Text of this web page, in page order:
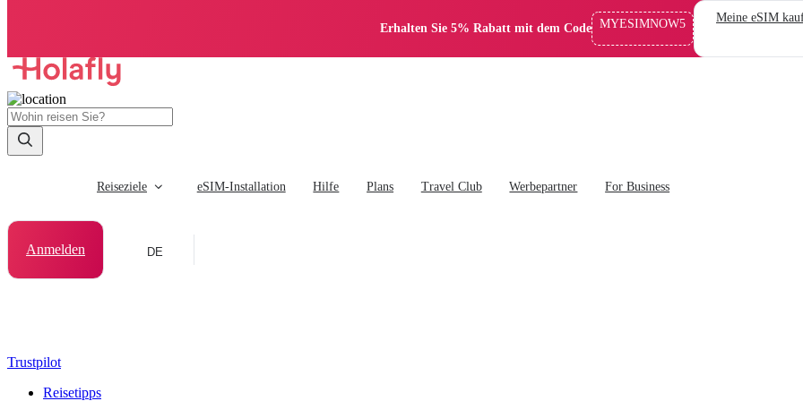
Erhalten Sie 5% Rabatt mit dem Code MYESIMNOW5 Meine eSIM
Reiseziele eSIM-Installation Hilfe Plans Travel Club Werbepartner For Business
Anmelden DE
Trustpilot
Reisetipps